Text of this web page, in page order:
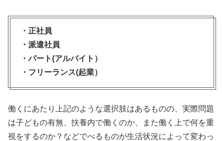
・正社員
・派遣社員
・パート(アルバイト）
・フリーランス(起業）
働くにあたり上記のような選択肢はあるものの、実際問題
は子どもの有無、扶養内で働くのか、また働く上で何を重
視をするのか？などでべるものが生活状況によって変わっ